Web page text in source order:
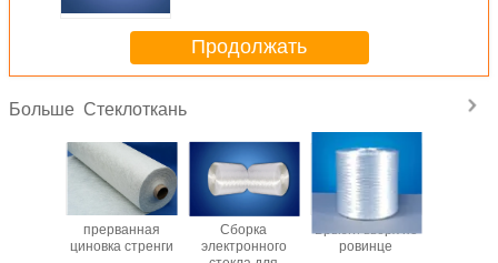
Продолжать
Больше Стеклоткань
прерванная
циновка стренги
Сборка
электронного
Брызги вверх по
ровинце